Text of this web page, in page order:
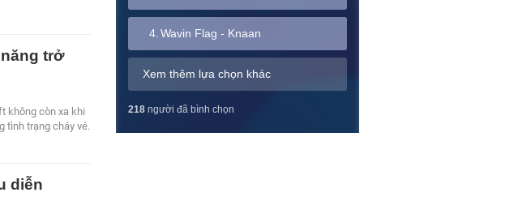
trở
không còn xa khi
tình trạng cháy vé.
diễn
4. Wavin Flag - Knaan
Xem thêm lựa chọn khác
218 người đã bình chọn